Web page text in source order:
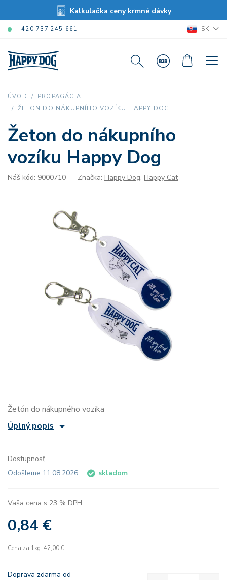
Kalkulačka ceny krmné dávky
+ 420 737 245 661 SK
ÚVOD PROPAGÁCIA
ŽETON DO NÁKUPNÍHO VOZÍKU HAPPY DOG
Žeton do nákupního
vozíku Happy Dog
Náš kód: 9000710 Značka: Happy Dog, Happy Cat
Žetón do nákupného vozíka
Úplný popis
Dostupnosť
Odošleme 11.08.2026
skladom
Vaša cena s 23 % DPH
0,84 €
Cena za 1kg: 42,00 €
Doprava zdarma od